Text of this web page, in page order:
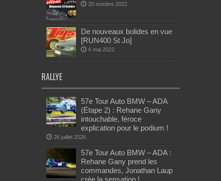
20 octobre 2022
De nouveaux bolides en vue
[RUN400 St Jo]
6 mai 2022
RALLYE
57e Tour Auto BMW – ADA
(Étape 2) : Rehane Gany
intouchable, féroce
explication pour le podium !
26 juillet 2026
57e Tour Auto BMW – ADA :
Rehane Gany prend les
commandes, Jonathan Laup
crée la sensation !